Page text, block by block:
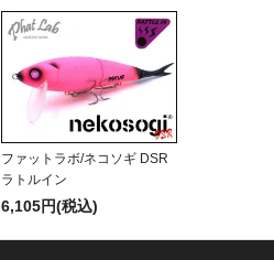
ファットラボ/ネコソギ DSR
ラトルイン
6,105円(税込)